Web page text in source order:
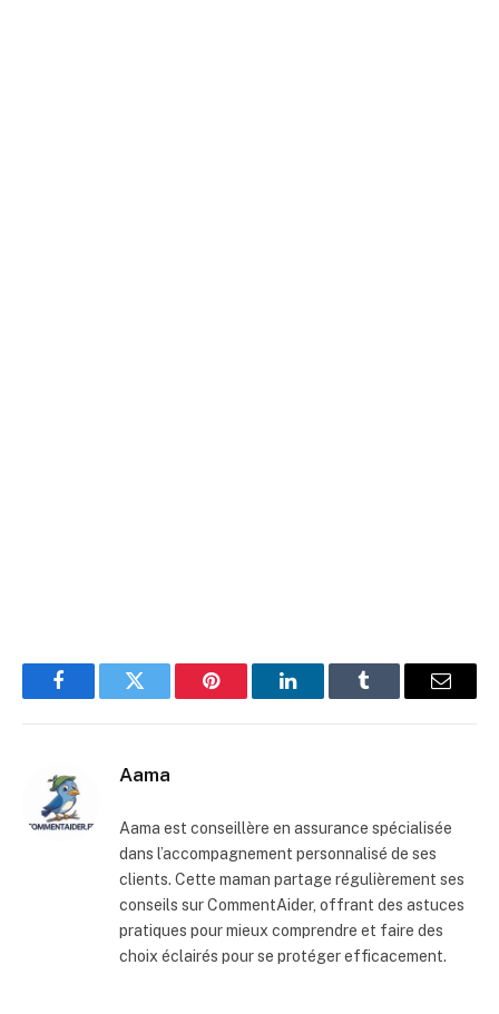
FacebookTwitter Pinterest LinkedInTumblr
E-
Aama
Aama est conseillère en assurance spécialisée
dans l’accompagnement personnalisé de ses
clients. Cette maman partage régulièrement ses
conseils sur CommentAider, offrant des astuces
pratiques pour mieux comprendre et faire des
choix éclairés pour se protéger efficacement.